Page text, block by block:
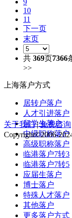
9
10
11
下一页
末页
共 369页7366
>>
上海落户方式
居转户落户
人才引进落户
留学生落户
中级职称落户
高级职称落户
临港落户7转3
临港落户7转5
应届生落户
博士落户
特殊人才落户
其他落户
更多落户方式
关于我们|免费咨询
Copyright©2006-